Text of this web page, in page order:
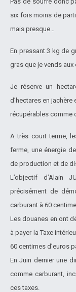
six fois moins de
mais presque…
En pressant 3 kg de
gras que je vends
Je réserve un
d’hectares en
récupérables comme
A très court terme,
ferme, une énergie
de production et de
L’objectif d’Alain
précisément de
carburant à 60
Les douanes en ont
à payer la Taxe
60 centimes d’euros
En Juin dernier une
comme carburant,
ces taxes.